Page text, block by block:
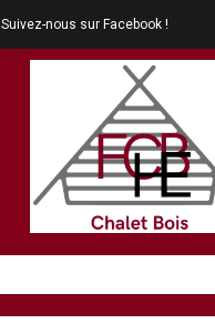
Suivez-nous sur Facebook !